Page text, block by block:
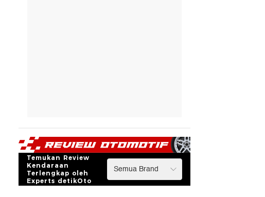
Temukan Review
Kendaraan
Terlengkap oleh
Experts detikOto